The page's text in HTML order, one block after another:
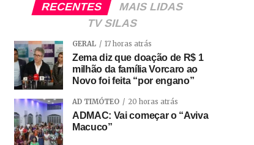
RECENTES
MAIS LIDAS
TV SILAS
GERAL 17 horas atrás
Zema diz que doação de R$ 1
milhão da família Vorcaro ao
Novo foi feita “por engano”
AD TIMÓTEO 20 horas atrás
ADMAC: Vai começar o “Aviva
Macuco”